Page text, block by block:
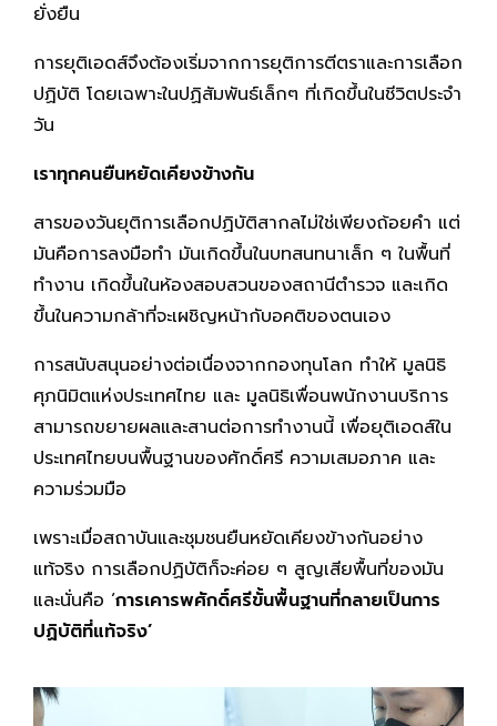
ยั่งยืน
การยุติเอดส์จึงต้องเริ่มจากการยุติการตีตราและการเลือก
ปฏิบัติ โดยเฉพาะในปฏิสัมพันธ์เล็กๆ ที่เกิดขึ้นในชีวิตประจำ
วัน
เราทุกคนยืนหยัดเคียงข้างกัน
สารของวันยุติการเลือกปฏิบัติสากลไม่ใช่เพียงถ้อยคำ แต่
มันคือการลงมือทำ มันเกิดขึ้นในบทสนทนาเล็ก ๆ ในพื้นที่
ทำงาน เกิดขึ้นในห้องสอบสวนของสถานีตำรวจ และเกิด
ขึ้นในความกล้าที่จะเผชิญหน้ากับอคติของตนเอง
การสนับสนุนอย่างต่อเนื่องจากกองทุนโลก ทำให้ มูลนิธิ
ศุภนิมิตแห่งประเทศไทย และ มูลนิธิเพื่อนพนักงานบริการ
สามารถขยายผลและสานต่อการทำงานนี้ เพื่อยุติเอดส์ใน
ประเทศไทยบนพื้นฐานของศักดิ์ศรี ความเสมอภาค และ
ความร่วมมือ
เพราะเมื่อสถาบันและชุมชนยืนหยัดเคียงข้างกันอย่าง
แท้จริง การเลือกปฏิบัติก็จะค่อย ๆ สูญเสียพื้นที่ของมัน
และนั่นคือ ‘การเคารพศักดิ์ศรีขั้นพื้นฐานที่กลายเป็นการ
ปฏิบัติที่แท้จริง’